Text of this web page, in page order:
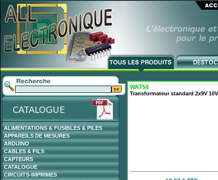
ALIMENTATIONS & FUSIBLES & PILES
APPAREILS DE MESURES
ARDUINO
CABLES & FILS
CAPTEURS
CATALOGUE
CIRCUITS-IMPRIMES
WAT58
Transformateur standard 2x9V